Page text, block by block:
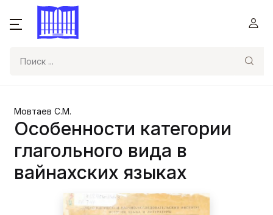
Мовтаев С.М.
Особенности категории
глагольного вида в
вайнахских языках